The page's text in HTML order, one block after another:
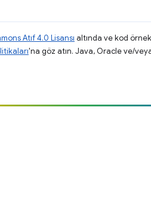
Atıf 4.0 Lisansı altında ve kod
'na göz atın. Java, Oracle ve/